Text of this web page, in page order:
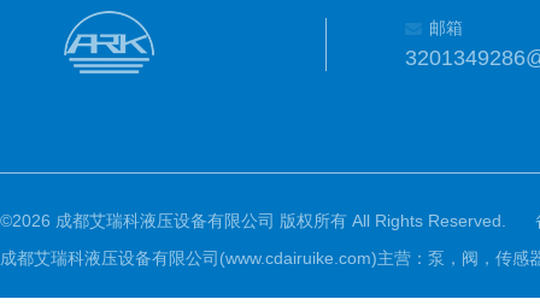
邮箱
©2026 成都艾瑞科液压设备有限公司 版权所有 All Rights Reserved.
成都艾瑞科液压设备有限公司(www.cdairuike.com)主营：泵，阀，传